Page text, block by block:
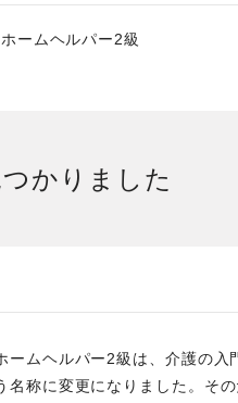
資格
社員
ホームヘルパー2級
かりました
ームヘルパー2級は、介護の
名称に変更になりました。そ